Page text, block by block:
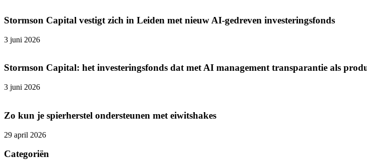
Stormson Capital vestigt zich in Leiden met nieuw AI-gedreven investeringsfonds
3 juni 2026
Stormson Capital: het investeringsfonds dat met AI management transparantie als
3 juni 2026
Zo kun je spierherstel ondersteunen met eiwitshakes
29 april 2026
Categoriën